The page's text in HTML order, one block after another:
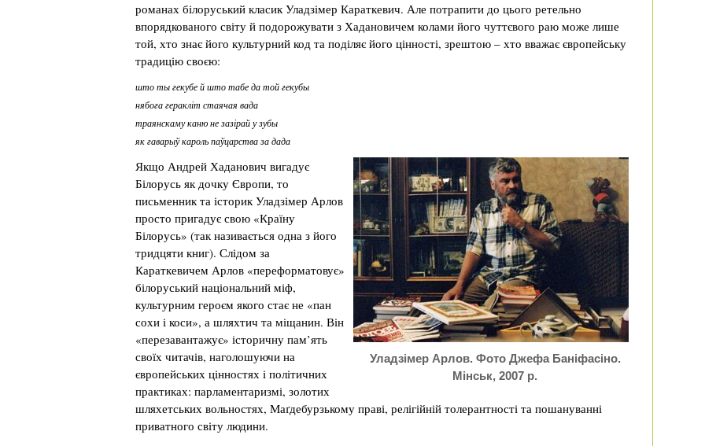
романах білоруський класик Уладзімер Караткевич. Але потрапити до цього ретельно
впорядкованого світу й подорожувати з Хадановичем колами його чуттєвого раю може лише
той, хто знає його культурний код та поділяє його цінності, зрештою – хто вважає європейську
традицію своєю:
што ты гекубе й што табе да той гекубы
нябога геракліт стаячая вада
траянскаму каню не зазірай у зубы
як гаварыў кароль паўцарства за дада
Уладзімер Арлов. Фото Джефа Баніфасіно.
Мінськ, 2007 р.
Якщо Андрей Хаданович вигадує
Білорусь як дочку Європи, то
письменник та історик Уладзімер Арлов
просто пригадує свою «Країну
Білорусь» (так називається одна з його
тридцяти книг). Слідом за
Караткевичем Арлов «переформатовує»
білоруський національний міф,
культурним героєм якого стає не «пан
сохи і коси», а шляхтич та міщанин. Він
«перезавантажує» історичну пам’ять
своїх читачів, наголошуючи на
європейських цінностях і політичних
практиках: парламентаризмі, золотих
шляхетських вольностях, Маґдебурзькому праві, релігійній толерантності та пошануванні
приватного світу людини.